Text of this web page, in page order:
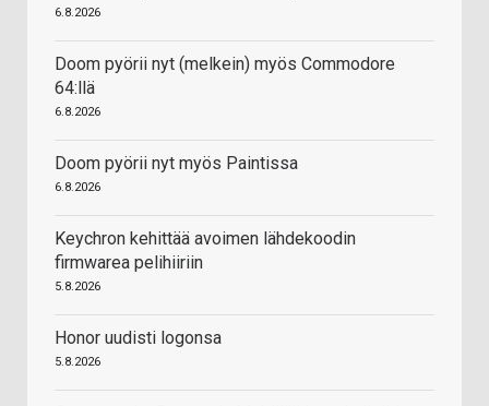
6.8.2026
Doom pyörii nyt (melkein) myös Commodore
64:llä
6.8.2026
Doom pyörii nyt myös Paintissa
6.8.2026
Keychron kehittää avoimen lähdekoodin
firmwarea pelihiiriin
5.8.2026
Honor uudisti logonsa
5.8.2026